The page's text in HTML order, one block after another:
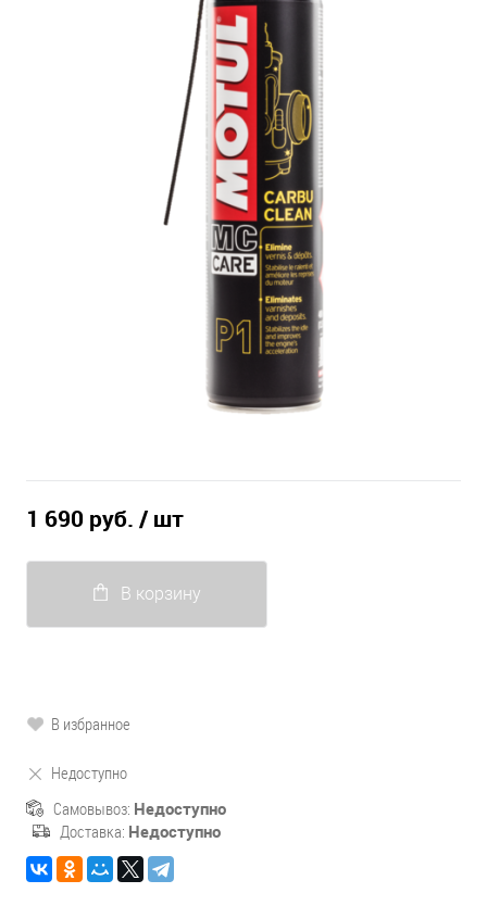
1 690 руб. / шт
В корзину
В избранное
Недоступно
Самовывоз: Недоступно
Доставка: Недоступно